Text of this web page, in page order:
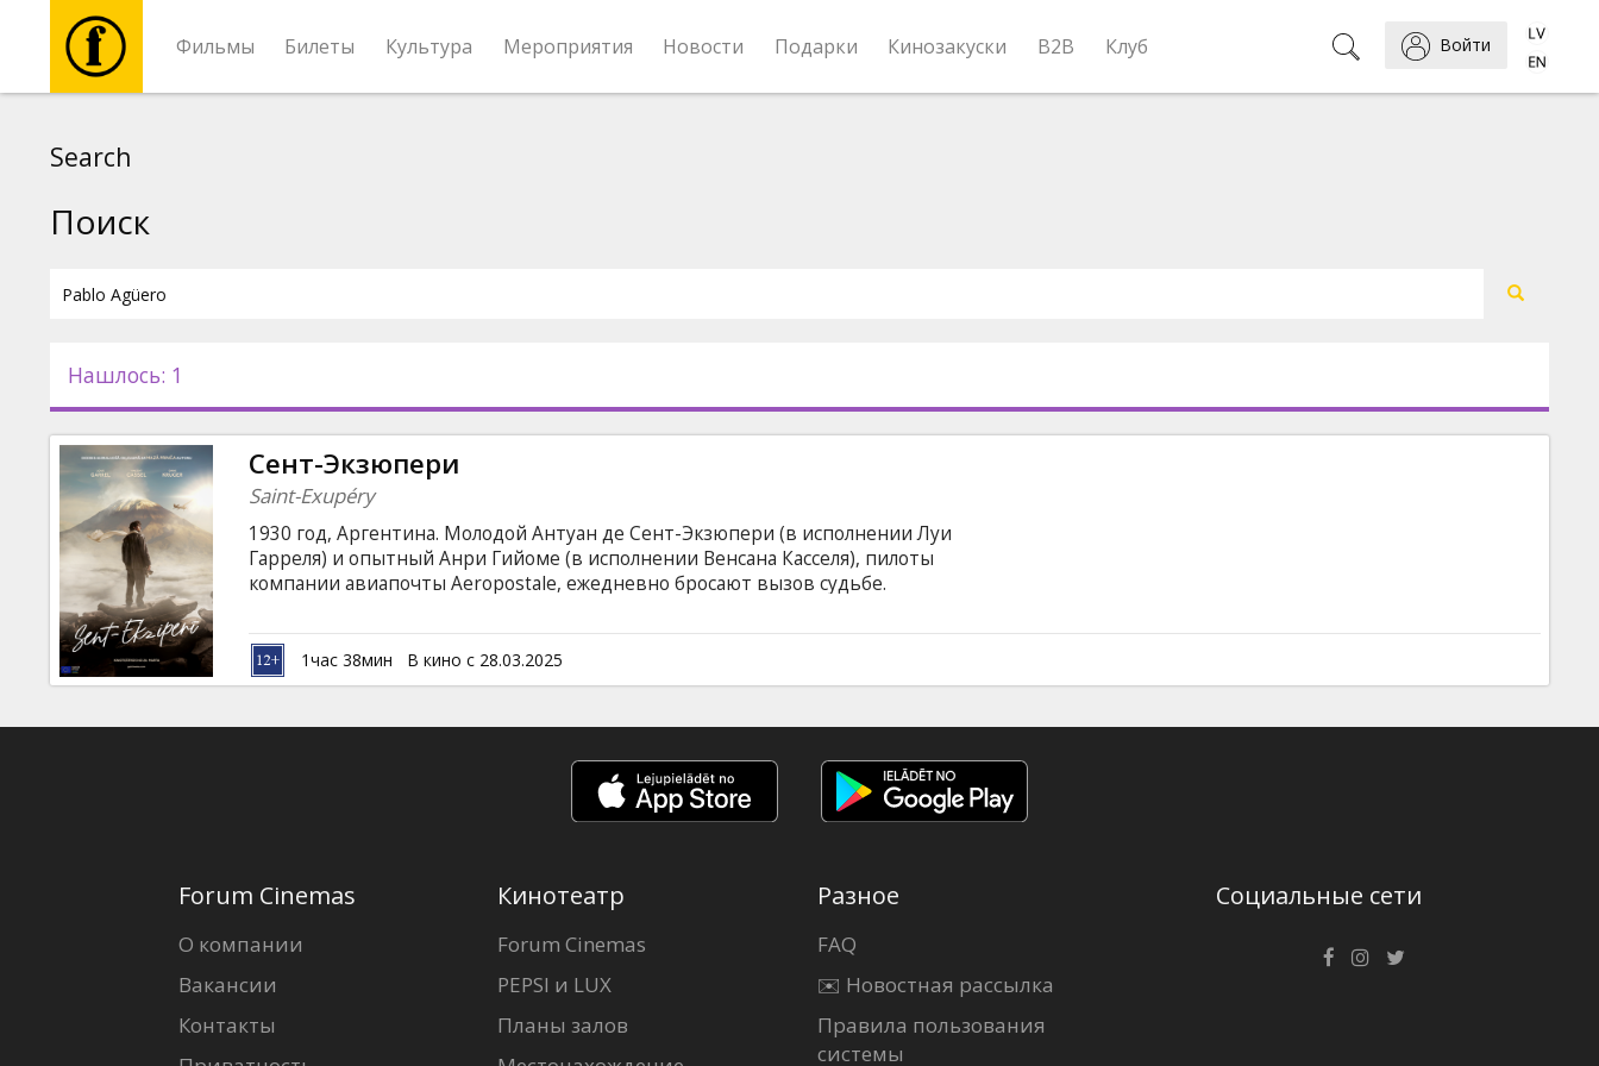
Фильмы Билеты Культура Мероприятия Новости Подарки Кинозакуски B2B Клуб Войти
Новости
Подарки
Кинозакуски
B2B
Клуб
Search
Поиск
Нашлось: 1
Сент-Экзюпери
Saint-Exupéry
1930 год, Аргентина. Молодой Антуан де Сент-Экзюпери (в исполнении Луи
Гарреля) и опытный Анри Гийоме (в исполнении Венсана Касселя), пилоты
компании авиапочты Aeropostale, ежедневно бросают вызов судьбе.
небо, чтобы доставить посылки в самые отдаленные уголки мира. «Почта
важнее жизни!» - таков девиз их миссии.В поисках более коротких путей
Генри, опытный пилот, исчезает в суровых Андах, где шансов выжить в
субтитрами на латышском и русском языках.
1час 38мин В кино с 28.03.2025
Forum Cinemas
О компании
Вакансии
Контакты
Кинотеатр
Forum Cinemas
PEPSI и LUX
Планы залов
Разное
FAQ
✉️ Новостная рассылка
Правила пользования
системы
Социальные сети